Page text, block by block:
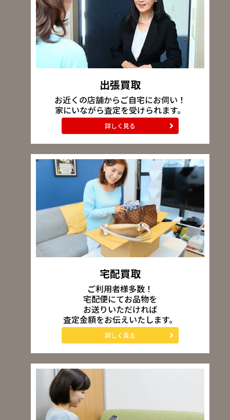
出張買取
お近くの店舗からご自宅にお伺い！
家にいながら査定を受けられます。
詳しく見る
宅配買取
ご利用者様多数！
宅配便にてお品物を
お送りいただければ
査定金額をお伝えいたします。
詳しく見る